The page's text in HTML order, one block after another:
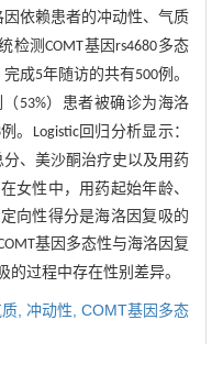
因依赖患者的冲动性、气质
检测COMT基因 rs4680多态
完成5年随访的共有500例。
（ 53%）患者被确诊为海洛
例。 Logistic回归分析显示：
、美沙酮治疗史以及用药
女性中，用药起始年龄、
向性得分是海洛因复吸的
基因多态性与海洛因复
的过程中存在性别差异。
, 冲动性, COMT基因多态